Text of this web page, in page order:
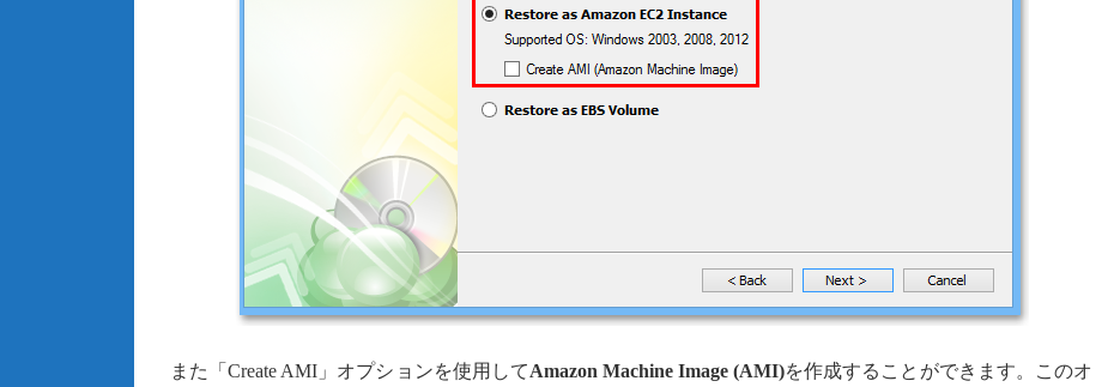
また「Create AMI」オプションを使用してAmazon Machine Image (AMI)を作成することができます。このオ